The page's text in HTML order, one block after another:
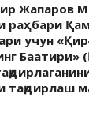
Жапаров
раҳбари
учун
тақдирлаш